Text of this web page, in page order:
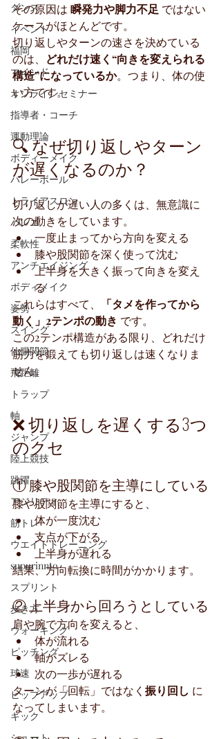
ダンス
イベント
福岡
マインド
オンラインセミナー
指導者・コーチ
運動理論
ボディーメイク
バレーボール
トライアスロン
バレエ
柔軟性
アンチエイジング
ボディメイク
姿勢
スイング
仙腸関節
飛距離
トラップ
軸
ジャンプ
陸上競技
跳躍
アジリティ
筋トレ
ウエイトトレーニング
supurinnto
スプリント
歩き方
ウォーキング
ピッチング
球速
ヒップアップ
キック
その原因は 瞬発力や脚力不足 ではない
ケースがほとんどです。
切り返しやターンの速さを決めている
のは、 どれだけ速く“向きを変えられる
構造”になっているか。つまり、体の使
い方です。
🔍 なぜ切り返しやターン
が遅くなるのか？
切り返しが遅い人の多くは、無意識に
次の動きをしています。
一度止まってから方向を変える
膝や股関節を深く使って沈む
上半身を大きく振って向きを変え
る
これらはすべて、
「タメを作ってから
動く」2テンポの動き です。
この2テンポ構造がある限り、どれだけ
筋力を鍛えても切り返しは速くなりま
せん。
❌ 切り返しを遅くする3つ
のクセ
① 膝や股関節を主導にしている
膝や股関節を主導にすると、
体が一度沈む
支点が下がる
上半身が遅れる
結果、方向転換に時間がかかります。
② 上半身から回ろうとしている
肩や腕で方向を変えると、
体が流れる
軸がズレる
次の一歩が遅れる
ターンが「回転」ではなく 振り回し に
なってしまいます。